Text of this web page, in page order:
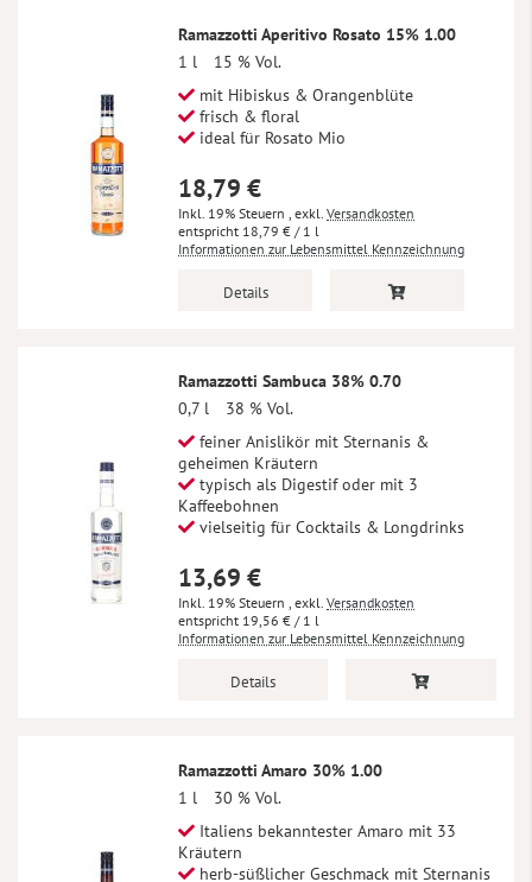
Ramazzotti Aperitivo Rosato 15% 1.00
1 l
15 % Vol.
mit Hibiskus & Orangenblüte
frisch & floral
ideal für Rosato Mio
18,79 €
Inkl. 19% Steuern , exkl. Versandkosten
18,79 € / 1 l
Informationen zur Lebensmittel Kennzeichnung
Details
Ramazzotti Sambuca 38% 0.70
0,7 l
38 % Vol.
feiner Anislikör mit Sternanis &
geheimen Kräutern
typisch als Digestif oder mit 3
Kaffeebohnen
vielseitig für Cocktails & Longdrinks
13,69 €
Inkl. 19% Steuern , exkl. Versandkosten
19,56 € / 1 l
Informationen zur Lebensmittel Kennzeichnung
Details
Ramazzotti Amaro 30% 1.00
1 l
30 % Vol.
Italiens bekanntester Amaro mit 33
Kräutern
herb-süßlicher Geschmack mit Sternanis